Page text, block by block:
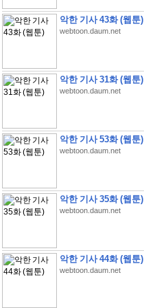
악한 기사 43화 (웹툰)
webtoon.daum.net
악한 기사 31화 (웹툰)
webtoon.daum.net
악한 기사 53화 (웹툰)
webtoon.daum.net
악한 기사 35화 (웹툰)
webtoon.daum.net
악한 기사 44화 (웹툰)
webtoon.daum.net